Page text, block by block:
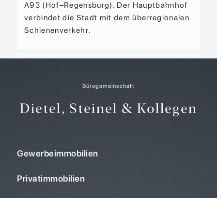
A93 (Hof–Regensburg). Der Hauptbahnhof
verbindet die Stadt mit dem überregionalen
Schienenverkehr.
Bürogemeinschaft
Dietel, Steinel & Kollegen
Gewerbeimmobilien
Privatimmobilien